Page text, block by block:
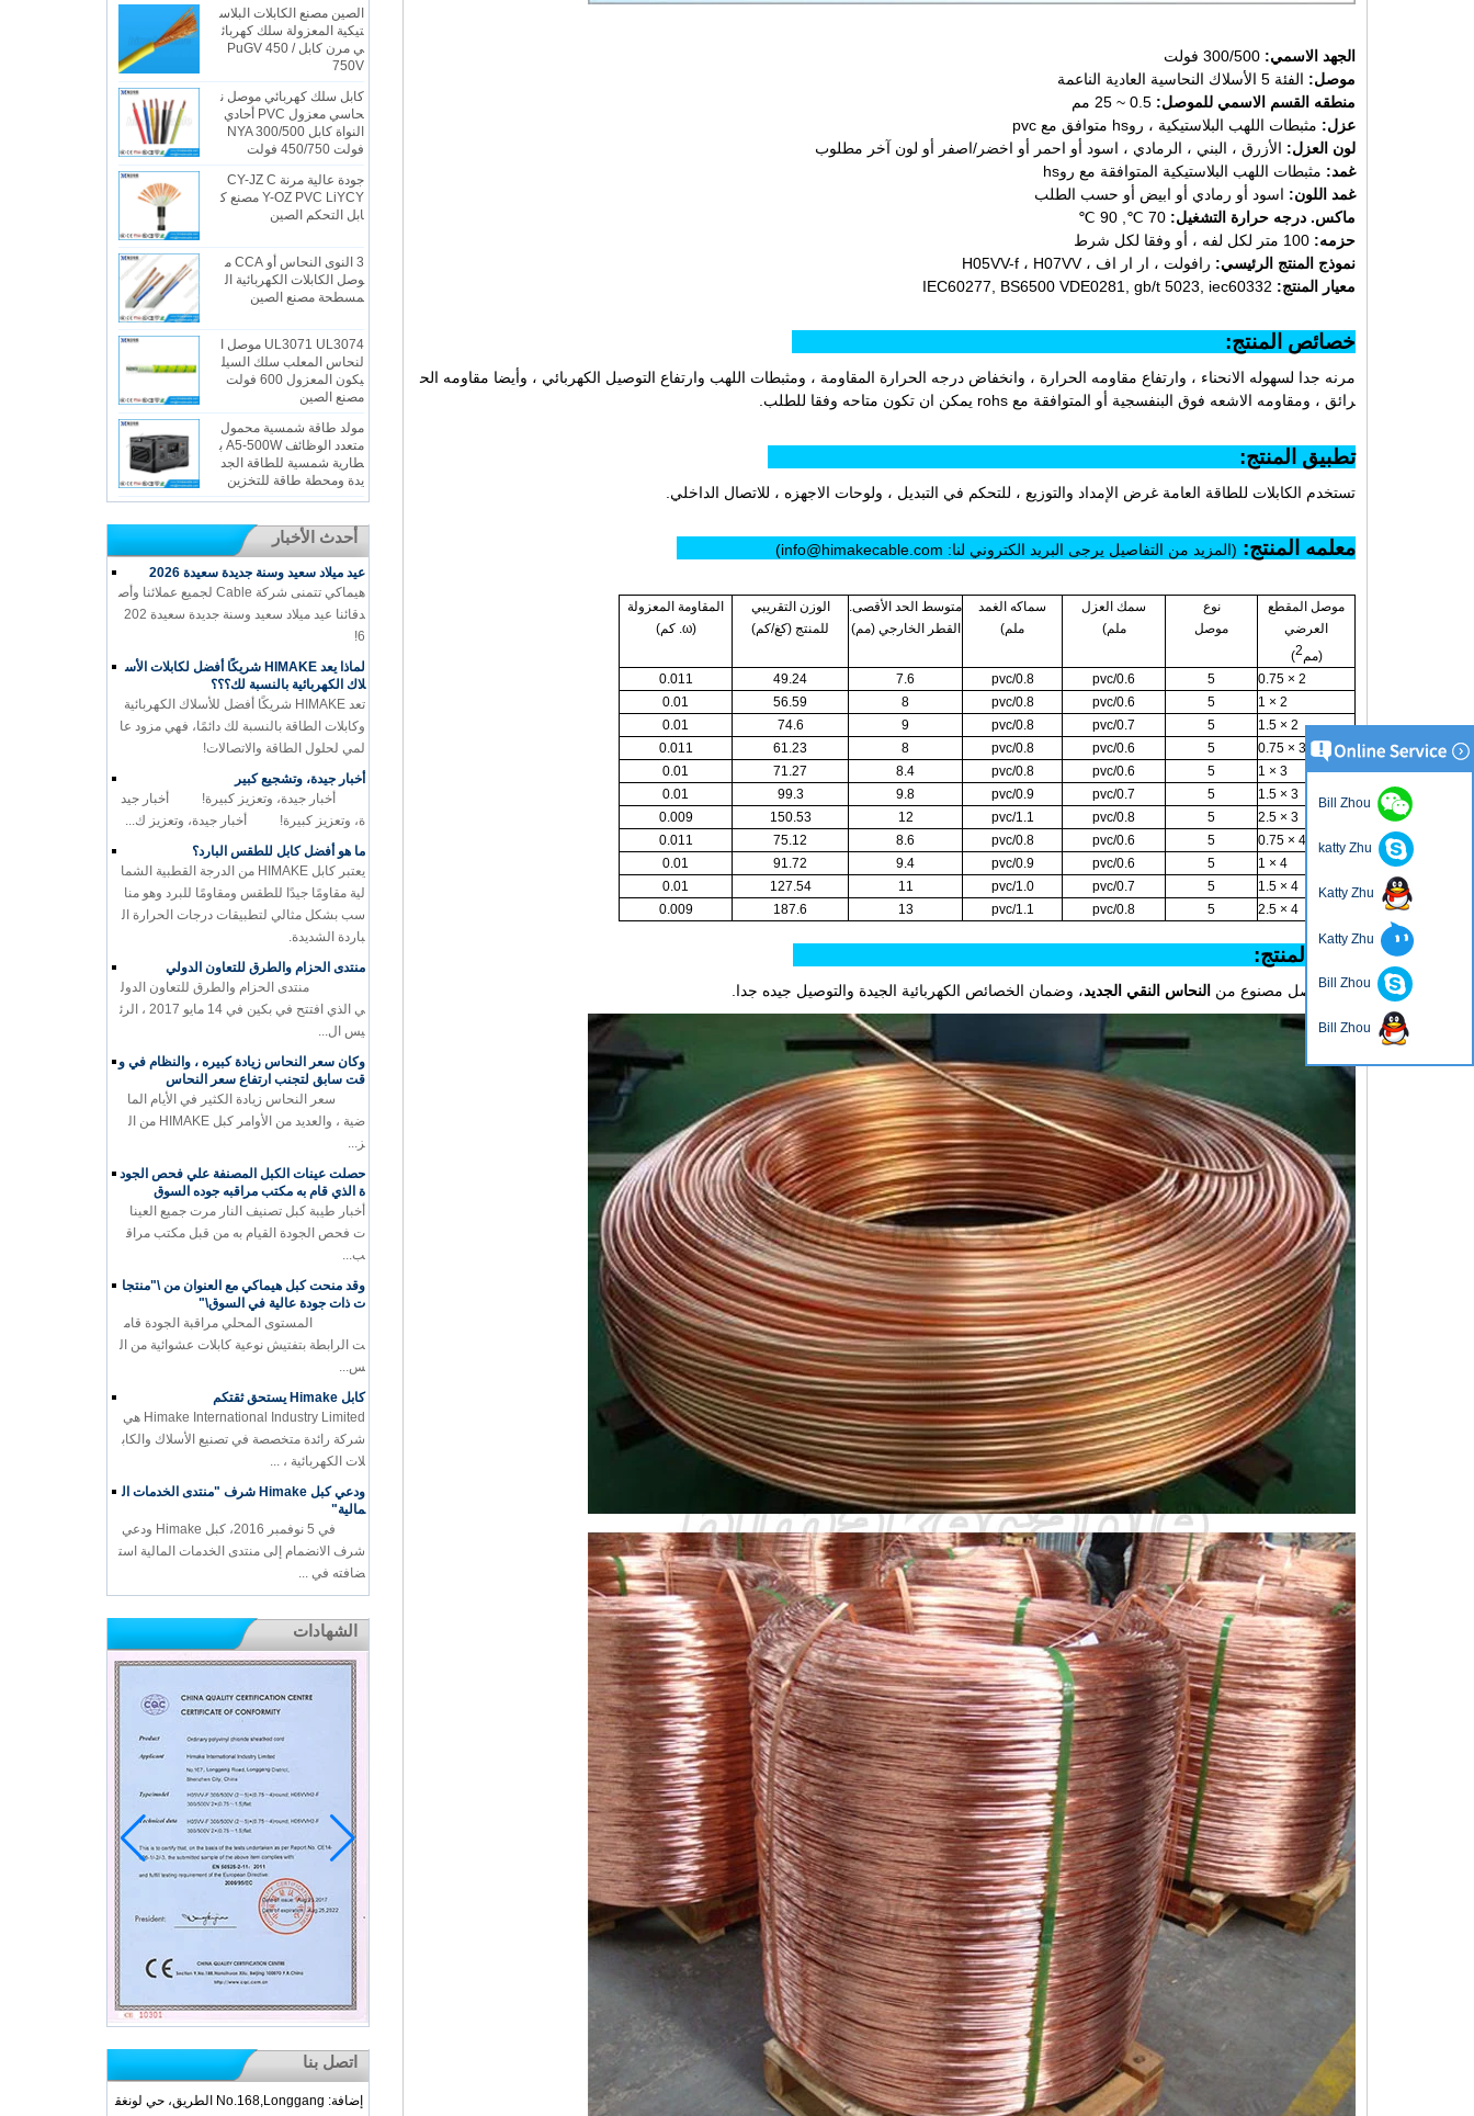
الصين مصنع الكابلات البلاس
تيكية المعزولة سلك كهربائ
ي مرن كابل PuGV 450 /
750V
كابل سلك كهربائي موصل ن
حاسي معزول PVC أحادي
النواة كابل NYA 300/500
فولت 450/750 فولت
جودة عالية مرنة CY-JZ C
Y-OZ PVC LiYCY مصنع ك
ابل التحكم الصين
3 النوى النحاس أو CCA م
وصل الكابلات الكهربائية ال
مسطحة مصنع الصين
UL3071 UL3074 موصل ا
لنحاس المعلب سلك السيل
يكون المعزول 600 فولت
مصنع الصين
مولد طاقة شمسية محمول
متعدد الوظائف A5-500W ب
طارية شمسية للطاقة الجد
يدة ومحطة طاقة للتخزين
أحدث الأخبار
عيد ميلاد سعيد وسنة جديدة سعيدة 2026
هيماكي تتمنى شركة Cable لجميع عملائنا وأص
دقائنا عيد ميلاد سعيد وسنة جديدة سعيدة 202
6!
لماذا يعد HIMAKE شريكًا أفضل لكابلات الأس
لاك الكهربائية بالنسبة لك؟؟؟
تعد HIMAKE شريكًا أفضل للأسلاك الكهربائية
وكابلات الطاقة بالنسبة لك دائمًا، فهي مزود عا
لمي لحلول الطاقة والاتصالات!
أخبار جيدة، وتشجيع كبير
أخبار جيدة، وتعزيز كبيرة! أخبار جيد
ة، وتعزيز كبيرة! أخبار جيدة، وتعزيز ك...
ما هو أفضل كابل للطقس البارد؟
يعتبر كابل HIMAKE من الدرجة القطبية الشما
لية مقاومًا جيدًا للطقس ومقاومًا للبرد وهو منا
سب بشكل مثالي لتطبيقات درجات الحرارة ال
باردة الشديدة.
منتدى الحزام والطرق للتعاون الدولي
منتدى الحزام والطرق للتعاون الدول
ي الذي افتتح في بكين في 14 مايو 2017 ، الرئ
يس ال...
وكان سعر النحاس زيادة كبيره ، والنظام في و
قت سابق لتجنب ارتفاع سعر النحاس
سعر النحاس زيادة الكثير في الأيام الما
ضية ، والعديد من الأوامر كبل HIMAKE من ال
ز...
حصلت عينات الكبل المصنفة علي فحص الجود
ة الذي قام به مكتب مراقبه جوده السوق
أخبار طيبة كبل تصنيف النار مرت جميع العينا
ت فحص الجودة القيام به من قبل مكتب مراق
ب...
وقد منحت كبل هيماكي مع العنوان من \"منتجا
ت ذات جودة عالية في السوق\"
المستوى المحلي مراقبة الجودة قام
ت الرابطة بتفتيش نوعية كابلات عشوائية من ال
س...
كابل Himake يستحق ثقتكم
Himake International Industry Limited هي
شركة رائدة متخصصة في تصنيع الأسلاك والكاب
لات الكهربائية ، ...
ودعي كبل Himake شرف "منتدى الخدمات ال
مالية"
في 5 نوفمبر 2016، كبل Himake ودعي
شرف الانضمام إلى منتدى الخدمات المالية است
ضافته في ...
الشهادات
اتصل بنا
إضافة: No.168,Longgang الطريق، حي لونغق
الجهد الاسمي:
موصل: الفئة 5 الأسلاك النحاسية العادية الناعمة
منطقه القسم الاسمي للموصل:
عزل: مثبطات اللهب البلاستيكية ، روhs متوافق مع pvc
لون العزل: الأزرق ، البني ، الرمادي ، اسود أو احمر أو اخضر/اصفر أو لون آخر مطلوب
غمد: مثبطات اللهب البلاستيكية المتوافقة مع روhs
غمد اللون: اسود أو رمادي أو ابيض أو حسب الطلب
ماكس. درجه حرارة التشغيل:
حزمه: 100 متر لكل لفه ، أو وفقا لكل شرط
نموذج المنتج الرئيسي: رافولت ، ار ار اف ، H05VV-f ، H07VV
معيار المنتج: IEC60277, BS6500 VDE0281, gb/t 5023, iec60332
خصائص المنتج:
مرنه جدا لسهوله الانحناء ، وارتفاع مقاومه الحرارة ، وانخفاض درجه الحرارة المقاومة ، ومثبطات اللهب وارتفاع التوصيل الكهربائي ، وأيضا مقاومه الح
رائق ، ومقاومه الاشعه فوق البنفسجية أو المتوافقة مع rohs يمكن ان تكون متاحه وفقا للطلب.
تطبيق المنتج:
تستخدم الكابلات للطاقة العامة غرض الإمداد والتوزيع ، للتحكم في التبديل ، ولوحات الاجهزه ، للاتصال الداخلي.
معلمه المنتج: (المزيد من التفاصيل يرجى البريد الكتروني لنا: info@himakecable.com)
موصل المقطع
العرضي
(مم2
)
نوع
موصل
سمك العزل
ملم)
سماكه الغمد
ملم)
متوسط الحد الأقصى.
القطر الخارجي (مم)
الوزن التقريبي
للمنتج (كغ/كم)
المقاومة المعزولة
(ω. كم)
2 × 0.75
5
pvc/0.6
pvc/0.8
7.6
49.24
0.011
2 × 1
5
pvc/0.6
pvc/0.8
8
56.59
0.01
2 × 1.5
5
pvc/0.7
pvc/0.8
9
74.6
0.01
3 × 0.75
5
pvc/0.6
pvc/0.8
8
61.23
0.011
3 × 1
5
pvc/0.6
pvc/0.8
8.4
71.27
0.01
3 × 1.5
5
pvc/0.7
pvc/0.9
9.8
99.3
0.01
3 × 2.5
5
pvc/0.8
pvc/1.1
12
150.53
0.009
4 × 0.75
5
pvc/0.6
pvc/0.8
8.6
75.12
0.011
4 × 1
5
pvc/0.6
pvc/0.9
9.4
91.72
0.01
4 × 1.5
5
pvc/0.7
pvc/1.0
11
127.54
0.01
4 × 2.5
5
pvc/0.8
pvc/1.1
13
187.6
0.009
مزايا المنتج:
1. الموصل مصنوع من النحاس النقي الجديد، وضمان الخصائص الكهربائية الجيدة والتوصيل جيده جدا.
Bill Zhou